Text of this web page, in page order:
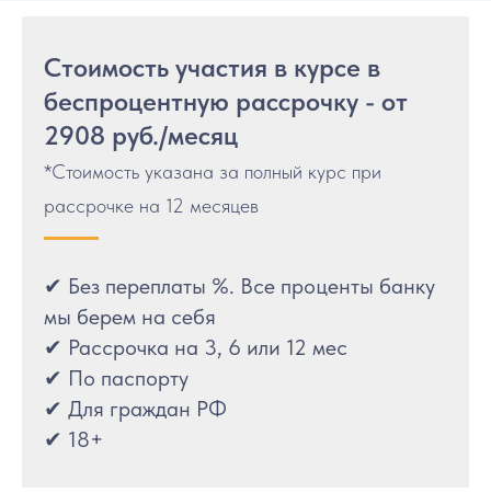
Стоимость участия в курсе в
беспроцентную рассрочку - от
2908 руб./месяц
*Стоимость указана за полный курс при
рассрочке на 12 месяцев
✔ Без переплаты %. Все проценты банку
мы берем на себя
✔ Рассрочка на 3, 6 или 12 мес
✔ По паспорту
✔ Для граждан РФ
✔ 18+
iravonline@yandex.ru
+7 911 230 78 37
Сведения об
образовательной
деятельности